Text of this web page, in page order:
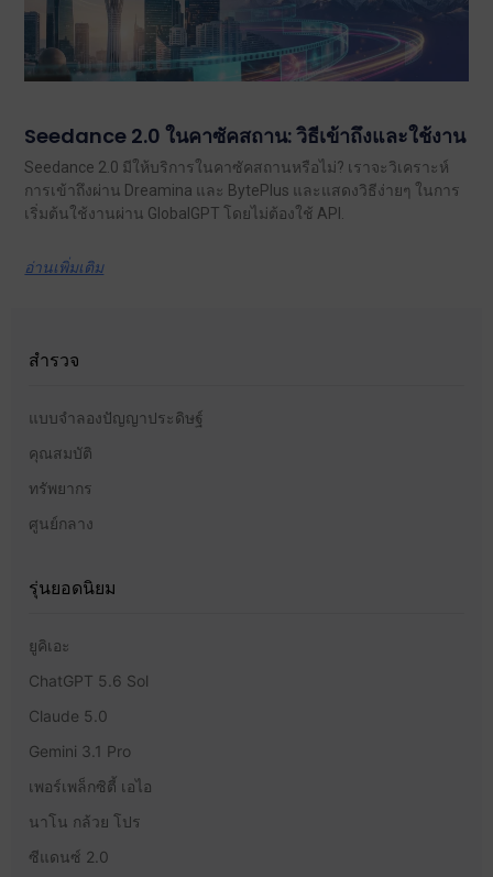
Seedance 2.0 ในคาซัคสถาน: วิธีเข้าถึงและใช้งาน
Seedance 2.0 มีให้บริการในคาซัคสถานหรือไม่? เราจะวิเคราะห์
การเข้าถึงผ่าน Dreamina และ BytePlus และแสดงวิธีง่ายๆ ในการ
เริ่มต้นใช้งานผ่าน GlobalGPT โดยไม่ต้องใช้ API.
อ่านเพิ่มเติม
สำรวจ
แบบจำลองปัญญาประดิษฐ์
คุณสมบัติ
ทรัพยากร
ศูนย์กลาง
รุ่นยอดนิยม
ยูคิเอะ
ChatGPT 5.6 Sol
Claude 5.0
Gemini 3.1 Pro
เพอร์เพล็กซิตี้ เอไอ
นาโน กล้วย โปร
ซีแดนซ์ 2.0